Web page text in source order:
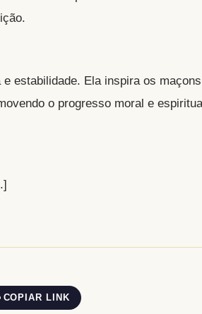
estabilidade. Ela inspira os
o progresso moral e
COPIAR LINK